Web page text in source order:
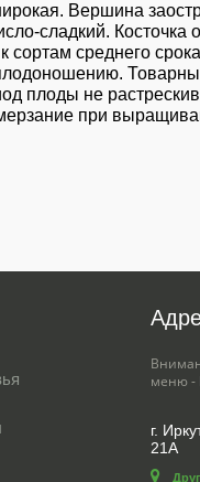
Вершина
сладкий.
среднего
плоды не
при
меню -
г.
21А